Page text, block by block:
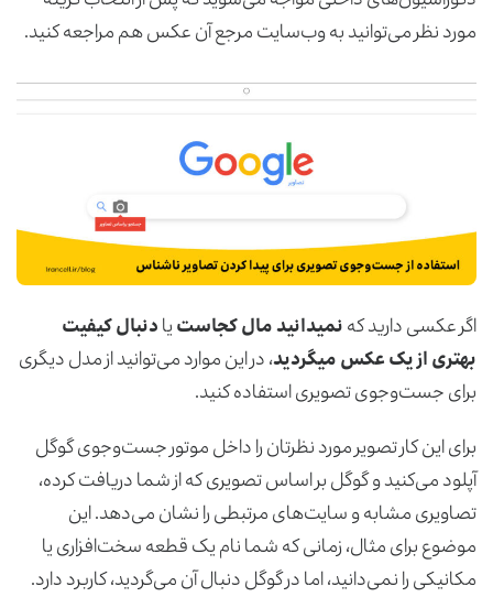
مورد نظر می‌توانید به وب‌سایت مرجع آن عکس هم مراجعه کنید.
اگر عکسی دارید کهنمیدانید مال کجاستیادنبال کیفیت
بهتری از یک عکس می­گردید، در این موارد می‌توانید از مدل دیگری
برای جست‌وجوی تصویری استفاده کنید.
برای این کار تصویر مورد نظرتان را داخل موتور جست‌وجوی گوگل
آپلود می‌کنید و گوگل بر اساس تصویری که از شما دریافت کرده،
تصاویری مشابه و سایت‌های مرتبطی را نشان می‌دهد. این
موضوع برای مثال، زمانی که شما نام یک قطعه سخت‌افزاری یا
مکانیکی را نمی‌دانید، اما در گوگل دنبال آن می‌گردید، کاربرد دارد.